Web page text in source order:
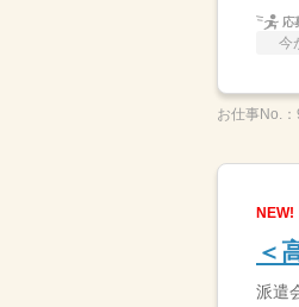
応
今
お仕事No.：
NEW!
＜
派遣